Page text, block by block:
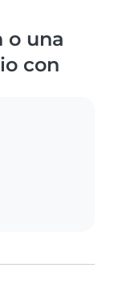
o una
con